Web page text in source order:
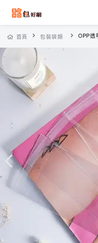
首頁 包裝袋類 OPP透